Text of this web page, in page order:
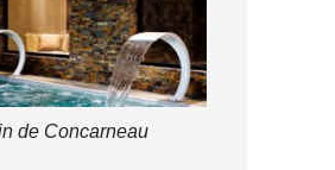
de Concarneau